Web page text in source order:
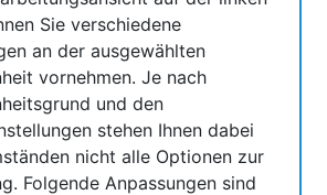
Sie verschiedene
an der ausgewählten
vornehmen. Je nach
und den
stehen Ihnen dabei
nicht alle Optionen zur
Folgende Anpassungen sind